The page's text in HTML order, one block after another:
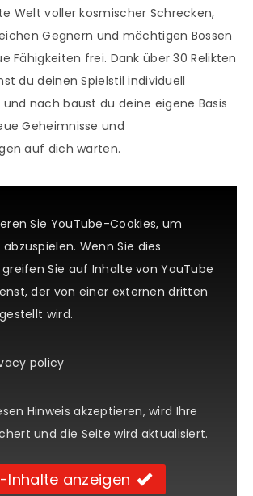
Welt voller kosmischer Schrecken,
Gegnern und mächtigen Bossen
Fähigkeiten frei. Dank über 30 Relikten
du deinen Spielstil individuell
und nach baust du deine eigene Basis
Geheimnisse und
auf dich warten.
Sie YouTube-Cookies, um
Wenn Sie dies
Sie auf Inhalte von YouTube
der von einer externen dritten
wird.
policy
Hinweis akzeptieren, wird Ihre
und die Seite wird aktualisiert.
Inhalte anzeigen